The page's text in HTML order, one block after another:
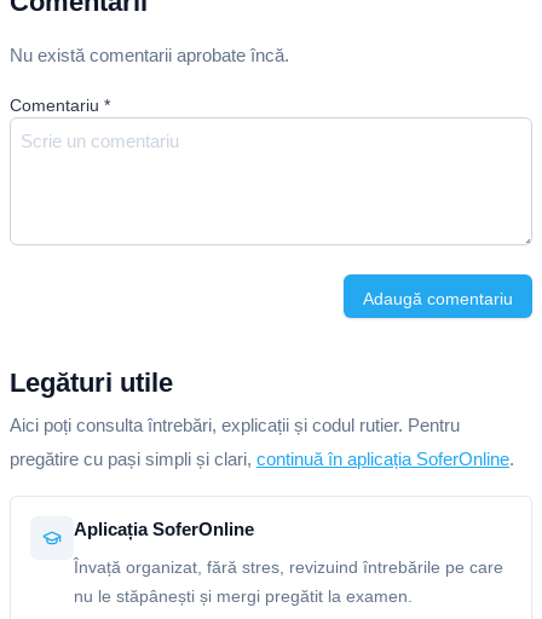
Nu există comentarii aprobate încă.
Comentariu *
Adaugă comentariu
Legături utile
Aici poți consulta întrebări, explicații și codul rutier. Pentru
pregătire cu pași simpli și clari, continuă în aplicația SoferOnline.
Aplicația SoferOnline
Învață organizat, fără stres, revizuind întrebările pe care
nu le stăpânești și mergi pregătit la examen.